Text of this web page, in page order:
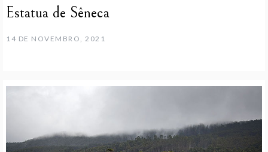
Estatua de Sêneca
14 DE NOVEMBRO, 2021